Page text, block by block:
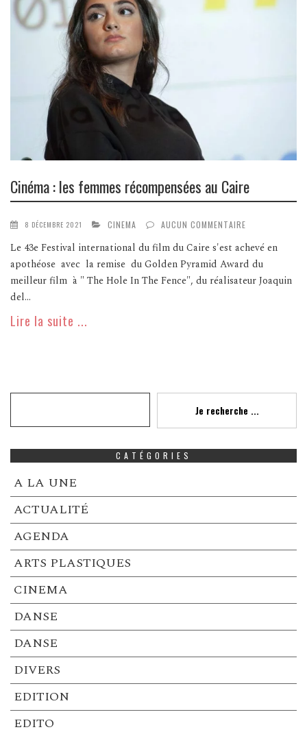
Cinéma : les femmes récompensées au Caire
8 DÉCEMBRE 2021 CINEMA AUCUN COMMENTAIRE
Le 43e Festival international du film du Caire s'est achevé en
apothéose avec la remise du Golden Pyramid Award du
meilleur film à " The Hole In The Fence", du réalisateur Joaquin
del...
Lire la suite ...
Je recherche ...
CATÉGORIES
A LA UNE
ACTUALITÉ
AGENDA
ARTS PLASTIQUES
CINEMA
DANSE
DANSE
DIVERS
EDITION
EDITO